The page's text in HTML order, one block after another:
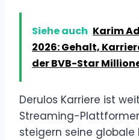
Siehe auch Karim
2026: Gehalt,
der BVB-Star
Derulos Karriere ist
Streaming-
steigern seine globale